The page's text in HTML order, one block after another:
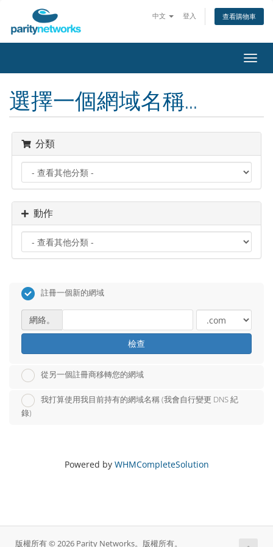
中文 登入 查看購物車
切
換
選擇一個網域名稱...
分類
動作
註冊一個新的網域
網絡。
檢查
從另一個註冊商移轉您的網域
我打算使用我目前持有的網域名稱 (我會自行變更 DNS 紀
錄)
Powered by WHMCompleteSolution
版權所有 © 2026 Parity Networks。版權所有。